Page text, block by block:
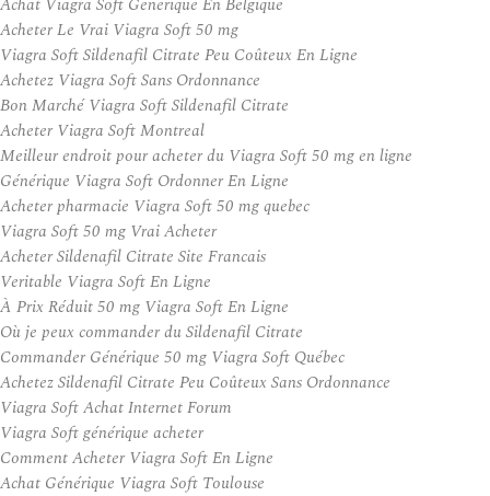
Acheter Le Vrai Viagra Soft 50 mg
Viagra Soft Sildenafil Citrate Peu Coûteux En Ligne
Achetez Viagra Soft Sans Ordonnance
Bon Marché Viagra Soft Sildenafil Citrate
Acheter Viagra Soft Montreal
Meilleur endroit pour acheter du Viagra Soft 50 mg en ligne
Générique Viagra Soft Ordonner En Ligne
Acheter pharmacie Viagra Soft 50 mg quebec
Viagra Soft 50 mg Vrai Acheter
Acheter Sildenafil Citrate Site Francais
Veritable Viagra Soft En Ligne
À Prix Réduit 50 mg Viagra Soft En Ligne
Où je peux commander du Sildenafil Citrate
Commander Générique 50 mg Viagra Soft Québec
Achetez Sildenafil Citrate Peu Coûteux Sans Ordonnance
Viagra Soft Achat Internet Forum
Viagra Soft générique acheter
Comment Acheter Viagra Soft En Ligne
Achat Générique Viagra Soft Toulouse